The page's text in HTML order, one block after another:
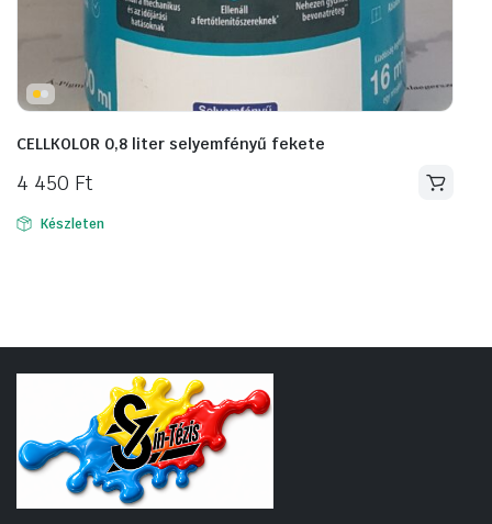
CELLKOLOR 0,8 liter selyemfényű fekete
4 450 Ft
Készleten